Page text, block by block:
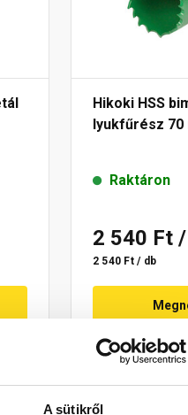
A sütikről
Hikoki HSS
lyukfűrész 70
Raktáron
2 540 Ft
2 540 Ft / db